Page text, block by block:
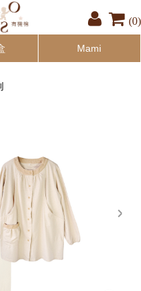
(0)
Mami
next